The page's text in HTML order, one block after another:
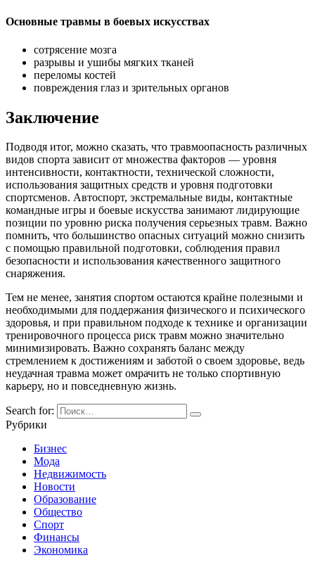
Основные травмы в боевых искусствах
сотрясение мозга
разрывы и ушибы мягких тканей
переломы костей
повреждения глаз и зрительных органов
Заключение
Подводя итог, можно сказать, что травмоопасность различных
видов спорта зависит от множества факторов — уровня
интенсивности, контактности, технической сложности,
использования защитных средств и уровня подготовки
спортсменов. Автоспорт, экстремальные виды, контактные
командные игры и боевые искусства занимают лидирующие
позиции по уровню риска получения серьезных травм. Важно
помнить, что большинство опасных ситуаций можно снизить
с помощью правильной подготовки, соблюдения правил
безопасности и использования качественного защитного
снаряжения.
Тем не менее, занятия спортом остаются крайне полезными и
необходимыми для поддержания физического и психического
здоровья, и при правильном подходе к технике и организации
тренировочного процесса риск травм можно значительно
минимизировать. Важно сохранять баланс между
стремлением к достижениям и заботой о своем здоровье, ведь
неудачная травма может омрачить не только спортивную
карьеру, но и повседневную жизнь.
Search for:
Рубрики
Бизнес
Мода
Недвижимость
Новости
Образование
Общество
Спорт
Финансы
Экономика